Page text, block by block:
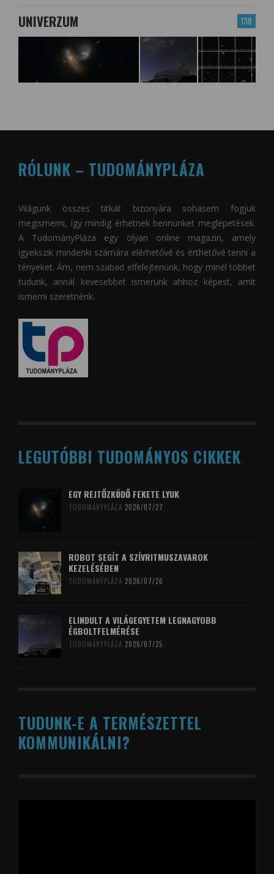
138
UNIVERZUM
RÓLUNK – TUDOMÁNYPLÁZA
Világunk összes titkát bizonyára sohasem fogjuk
megismerni, így mindig érhetnek bennünket meglepetések.
A TudományPláza egy olyan online magazin, amely
igyekszik mindenki számára elérhetővé és érthetővé tenni a
tényeket. Ám, nem szabad elfelejtenünk, hogy minél többet
tudunk, annál kevesebbet ismerünk ahhoz képest, amit
ismerni szeretnénk.
LEGUTÓBBI TUDOMÁNYOS CIKKEK
EGY REJTŐZKÖDŐ FEKETE LYUK
TUDOMÁNYPLÁZA 2026/07/27
ROBOT SEGÍT A SZÍVRITMUSZAVAROK
KEZELÉSÉBEN
TUDOMÁNYPLÁZA 2026/07/26
ELINDULT A VILÁGEGYETEM LEGNAGYOBB
ÉGBOLTFELMÉRÉSE
TUDOMÁNYPLÁZA 2026/07/25
TUDUNK-E A TERMÉSZETTEL
KOMMUNIKÁLNI?